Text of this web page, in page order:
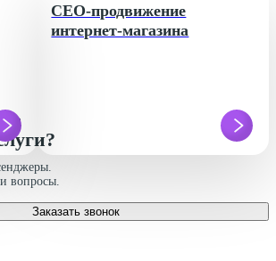
СЕО-продвижение
интернет-магазина
вопросы.
Заказать звонок